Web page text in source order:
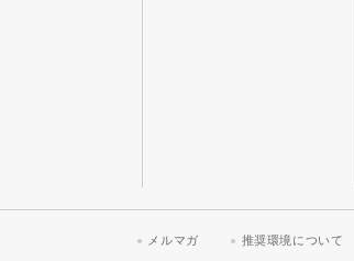
メルマガ 推奨環境について